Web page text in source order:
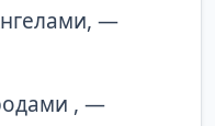
—
, —